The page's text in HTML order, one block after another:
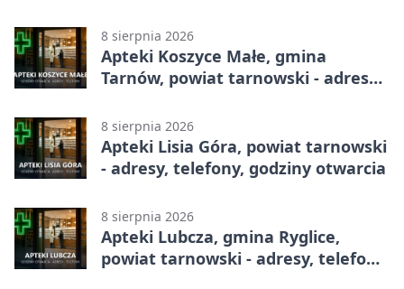
8 sierpnia 2026
Apteki Koszyce Małe, gmina
Tarnów, powiat tarnowski - adresy,
8 sierpnia 2026
Apteki Lisia Góra, powiat tarnowski
- adresy, telefony, godziny otwarcia
8 sierpnia 2026
Apteki Lubcza, gmina Ryglice,
powiat tarnowski - adresy, telefony,